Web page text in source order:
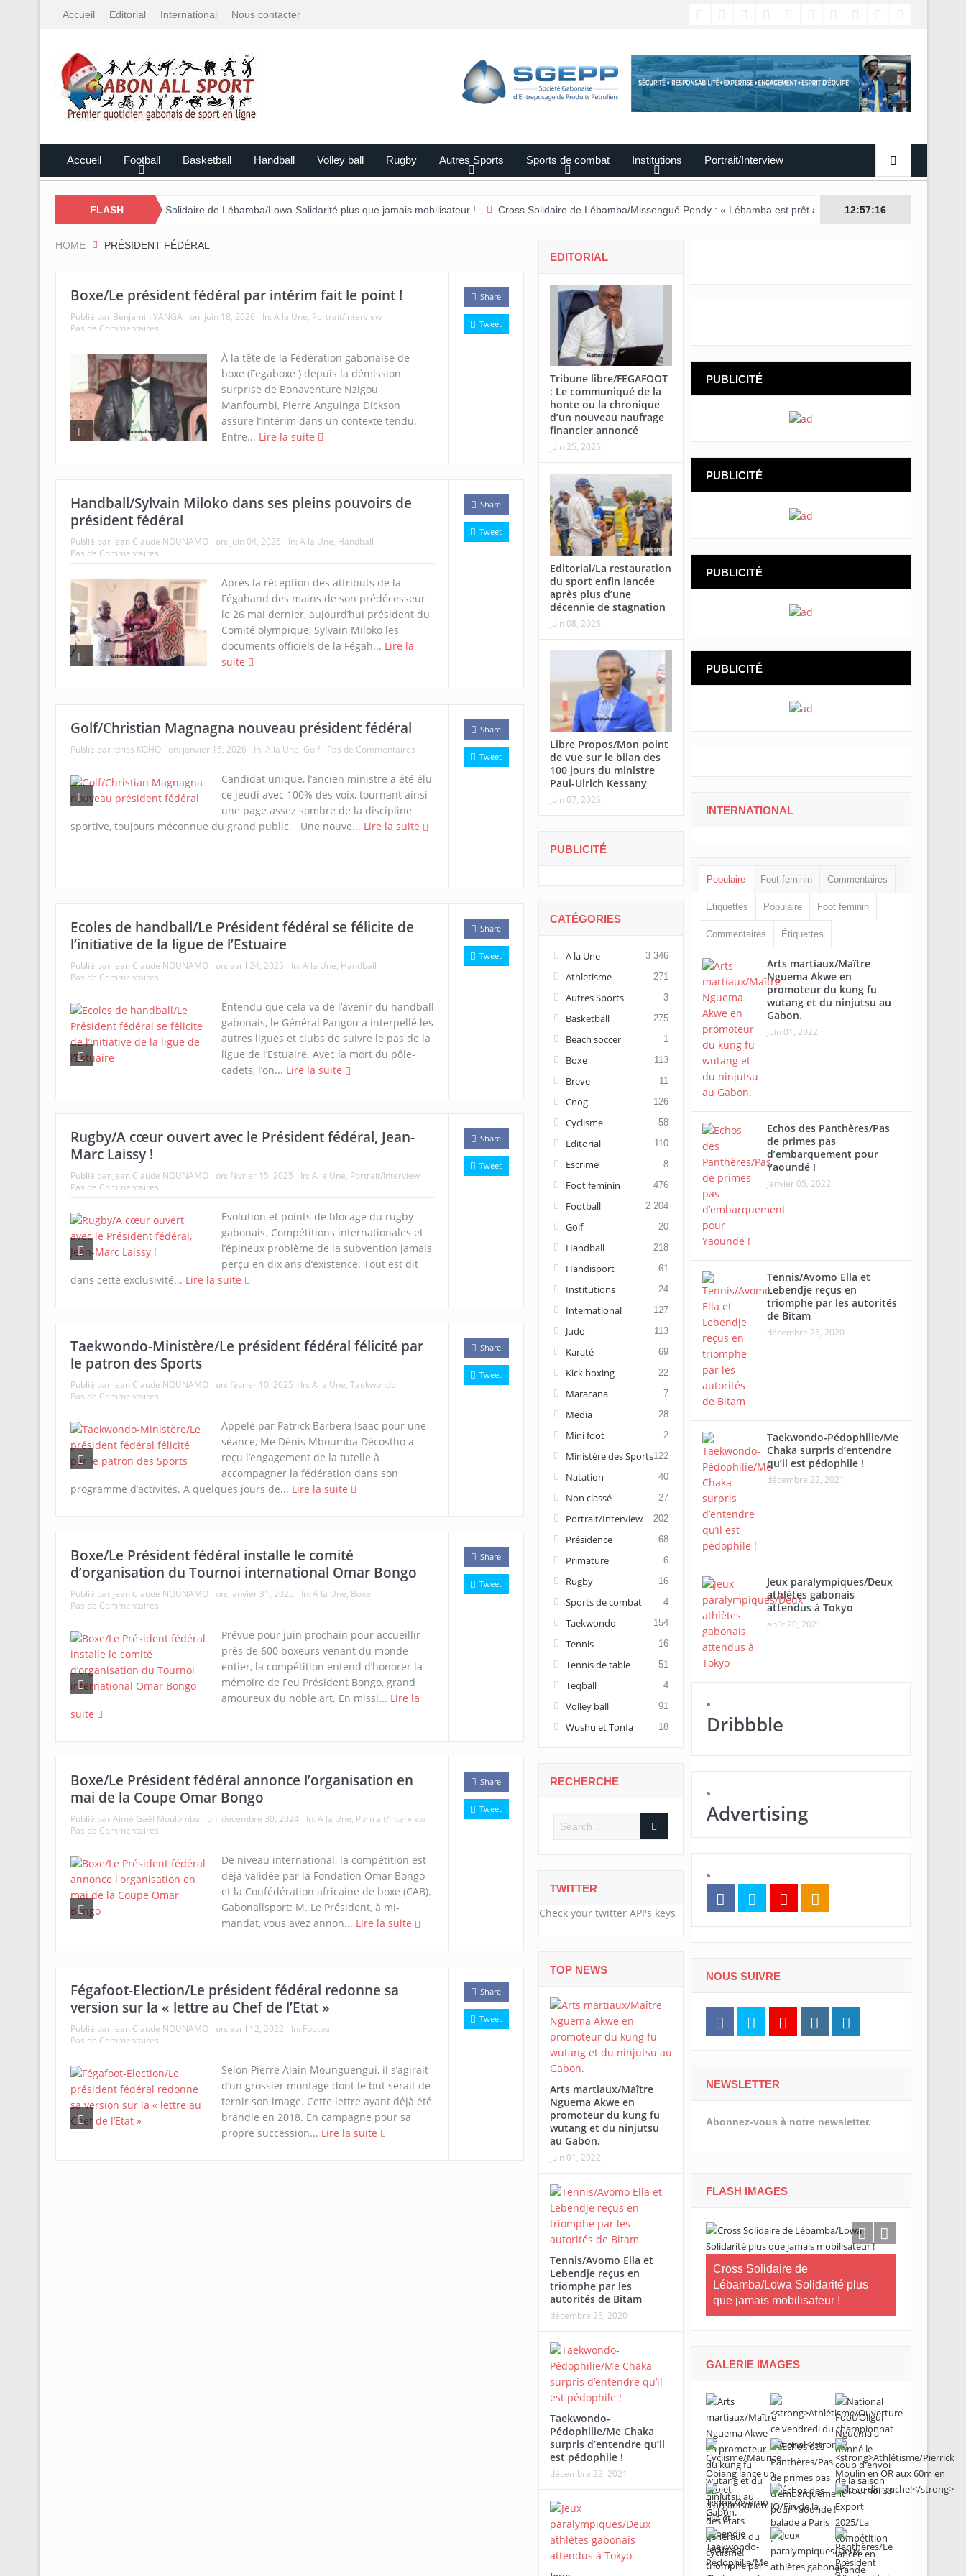
Accueil Editorial International Nous contacter
Accueil Football Basketball Handball Volley ball Rugby Autres Sports Sports de combat Institutions Portrait/Interview
FLASH
Cross Solidaire de Lébamba/Lowa Solidarité plus que jamais mobilisateur ! Cross Solidaire de Lébamba/Missengué Pendy : « Lébamba est prêt à accueillir ce grand événement »
12:57:17
HOME PRÉSIDENT FÉDÉRAL
Boxe/Le président fédéral par intérim fait le point !
Publié par Benjamin YANGA on: juin 18, 2026 In: A la Une, Portrait/Interview
Pas de Commentaires
À la tête de la Fédération gabonaise de
boxe (Fegaboxe ) depuis la démission
surprise de Bonaventure Nzigou
Manfoumbi, Pierre Anguinga Dickson
assure l’intérim dans un contexte tendu.
Entre... Lire la suite
Share
Tweet
Handball/Sylvain Miloko dans ses pleins pouvoirs de
président fédéral
Publié par Jean Claude NOUNAMO on: juin 04, 2026 In: A la Une, Handball
Pas de Commentaires
Après la réception des attributs de la
Fégahand des mains de son prédécesseur
le 26 mai dernier, aujourd’hui président du
Comité olympique, Sylvain Miloko les
documents officiels de la Fégah... Lire la
suite
Share
Tweet
Golf/Christian Magnagna nouveau président fédéral
Publié par Idriss KOHO on: janvier 15, 2026 In: A la Une, Golf Pas de Commentaires
Candidat unique, l’ancien ministre a été élu
ce jeudi avec 100% des voix, tournant ainsi
une page assez sombre de la discipline
sportive, toujours méconnue du grand public. Une nouve... Lire la suite
Share
Tweet
Ecoles de handball/Le Président fédéral se félicite de
l’initiative de la ligue de l’Estuaire
Publié par Jean Claude NOUNAMO on: avril 24, 2025 In: A la Une, Handball
Pas de Commentaires
Entendu que cela va de l’avenir du handball
gabonais, le Général Pangou a interpellé les
autres ligues et clubs de suivre le pas de la
ligue de l’Estuaire. Avec la mort du pôle-
cadets, l’on... Lire la suite
Share
Tweet
Rugby/A cœur ouvert avec le Président fédéral, Jean-
Marc Laissy !
Publié par Jean Claude NOUNAMO on: février 15, 2025 In: A la Une, Portrait/Interview
Pas de Commentaires
Evolution et points de blocage du rugby
gabonais. Compétitions internationales et
l’épineux problème de la subvention jamais
perçu en dix ans d’existence. Tout est dit
dans cette exclusivité... Lire la suite
Share
Tweet
Taekwondo-Ministère/Le président fédéral félicité par
le patron des Sports
Publié par Jean Claude NOUNAMO on: février 10, 2025 In: A la Une, Taekwondo
Pas de Commentaires
Appelé par Patrick Barbera Isaac pour une
séance, Me Dénis Mboumba Décostho a
reçu l’engagement de la tutelle à
accompagner la fédération dans son
programme d’activités. A quelques jours de... Lire la suite
Share
Tweet
Boxe/Le Président fédéral installe le comité
d’organisation du Tournoi international Omar Bongo
Publié par Jean Claude NOUNAMO on: janvier 31, 2025 In: A la Une, Boxe
Pas de Commentaires
Prévue pour juin prochain pour accueillir
près de 600 boxeurs venant du monde
entier, la compétition entend d’honorer la
mémoire de Feu Président Bongo, grand
amoureux du noble art. En missi... Lire la
suite
Share
Tweet
Boxe/Le Président fédéral annonce l’organisation en
mai de la Coupe Omar Bongo
Publié parAimé Gaël Moulomba on: décembre 30, 2024 In: A la Une, Portrait/Interview
Pas de Commentaires
De niveau international, la compétition est
déjà validée par la Fondation Omar Bongo
et la Confédération africaine de boxe (CAB).
Gabonallsport: M. Le Président, à mi-
mandat, vous avez annon... Lire la suite
Share
Tweet
Fégafoot-Election/Le président fédéral redonne sa
version sur la « lettre au Chef de l’Etat »
Publié par Jean Claude NOUNAMO on: avril 12, 2022 In: Football
Pas de Commentaires
Selon Pierre Alain Mounguengui, il s’agirait
d’un grossier montage dont le but serait de
ternir son image. Cette lettre ayant déjà été
brandie en 2018. En campagne pour sa
propre succession... Lire la suite
Share
Tweet
EDITORIAL
Tribune libre/FEGAFOOT
: Le communiqué de la
honte ou la chronique
d’un nouveau naufrage
financier annoncé
juin 25, 2026
Editorial/La restauration
du sport enfin lancée
après plus d’une
décennie de stagnation
juin 08, 2026
Libre Propos/Mon point
de vue sur le bilan des
100 jours du ministre
Paul-Ulrich Kessany
juin 07, 2026
PUBLICITÉ
CATÉGORIES
A la Une 3 346
Athletisme 271
Autres Sports 3
Basketball 275
Beach soccer 1
Boxe 113
Breve 11
Cnog 126
Cyclisme 58
Editorial 110
Escrime 8
Foot feminin 476
Football 2 204
Golf 20
Handball 218
Handisport 61
Institutions 24
International 127
Judo 113
Karaté 69
Kick boxing 22
Maracana 7
Media 28
Mini foot 2
Ministère des Sports122
Natation 40
Non classé 27
Portrait/Interview 202
Présidence 68
Primature 6
Rugby 16
Sports de combat 4
Taekwondo 154
Tennis 16
Tennis de table 51
Teqball 4
Volley ball 91
Wushu et Tonfa 18
RECHERCHE
TWITTER
Check your twitter API's keys
TOP NEWS
Arts martiaux/Maître
Nguema Akwe en
promoteur du kung fu
wutang et du ninjutsu
au Gabon.
juin 01, 2022
Tennis/Avomo Ella et
Lebendje reçus en
triomphe par les
autorités de Bitam
décembre 25, 2020
Taekwondo-
Pédophilie/Me Chaka
surpris d’entendre qu’il
est pédophile !
décembre 22, 2021
PUBLICITÉ
PUBLICITÉ
PUBLICITÉ
PUBLICITÉ
INTERNATIONAL
Populaire Foot feminin Commentaires
Étiquettes Populaire Foot feminin
Commentaires Étiquettes
Arts martiaux/Maître
Nguema Akwe en
promoteur du kung fu
wutang et du ninjutsu au
Gabon.
juin 01, 2022
Echos des Panthères/Pas
de primes pas
d’embarquement pour
Yaoundé !
janvier 05, 2022
Tennis/Avomo Ella et
Lebendje reçus en
triomphe par les autorités
de Bitam
décembre 25, 2020
Taekwondo-Pédophilie/Me
Chaka surpris d’entendre
qu’il est pédophile !
décembre 22, 2021
Jeux paralympiques/Deux
athlètes gabonais
attendus à Tokyo
août 20, 2021
Dribbble
Advertising
NOUS SUIVRE
NEWSLETTER
Abonnez-vous à notre newsletter.
FLASH IMAGES
Afrobasbet U18-2026/Le Gabon
écrasé par le Mali
Cross Solidaire de
Lébamba/Lowa Solidarité plus
que jamais mobilisateur !
GALERIE IMAGES